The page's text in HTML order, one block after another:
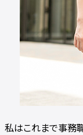
私はこれまで事務